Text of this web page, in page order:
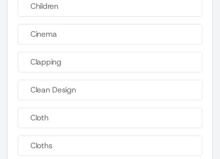
Children
Cinema
Clapping
Clean Design
Cloth
Cloths